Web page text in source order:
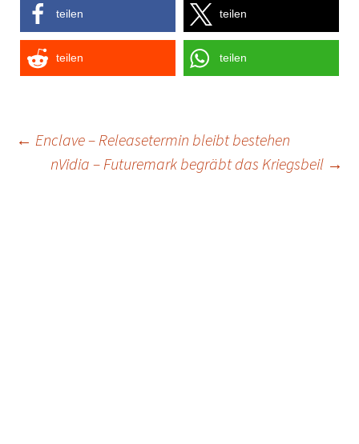
teilen teilen
teilen teilen
Post
← Enclave – Releasetermin bleibt bestehen
nVidia – Futuremark begräbt das Kriegsbeil →